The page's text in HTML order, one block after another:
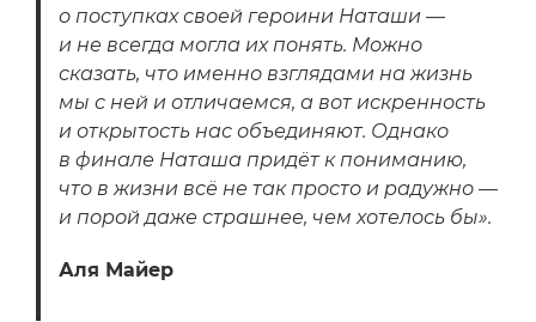
о поступках своей героини Наташи —
и не всегда могла их понять. Можно
сказать, что именно взглядами на жизнь
мы с ней и отличаемся, а вот искренность
и открытость нас объединяют. Однако
в финале Наташа придёт к пониманию,
что в жизни всё не так просто и радужно —
и порой даже страшнее, чем хотелось бы».
Аля Майер